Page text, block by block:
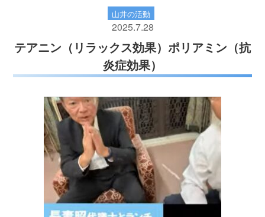
山井の活動
2025.7.28
テアニン（リラックス効果）ポリアミン（抗
炎症効果）